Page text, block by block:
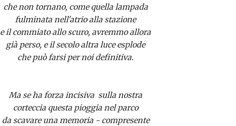
che non tornano, come quella lampada
fulminata nell'atrio alla stazione
e il commiato allo scuro, avremmo allora
già perso, e il secolo altra luce esplode
che può farsi per noi definitiva.
Ma se ha forza incisiva sulla nostra
corteccia questa pioggia nel parco
da scavare una memoria - compresente